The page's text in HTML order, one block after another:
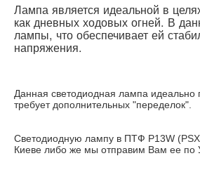
Лампа является идеальной в
как дневных ходовых огней. В
лампы, что обеспечивает ей
напряжения.
Данная светодиодная лампа
требует дополнительных "переделок".
Светодиодную лампу в ПТФ P13W
Киеве либо же мы отправим Вам ее по